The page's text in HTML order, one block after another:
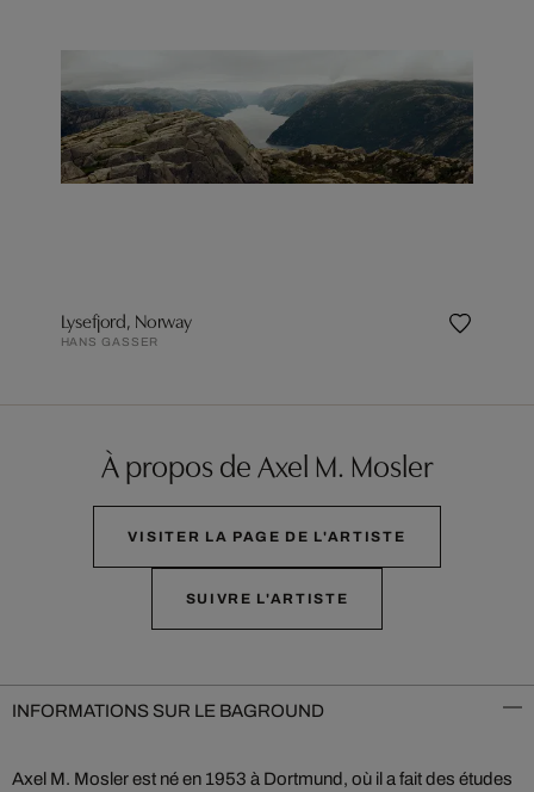
Lysefjord, Norway
HANS GASSER
À propos de Axel M. Mosler
VISITER LA PAGE DE L'ARTISTE
SUIVRE L'ARTISTE
INFORMATIONS SUR LE BAGROUND
Axel M. Mosler est né en 1953 à Dortmund, où il a fait des études